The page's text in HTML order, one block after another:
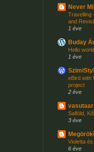
Never
Travelling
and
1 éve
Buday
Hello
1 éve
eBird with
project
2 éve
Salföld,
3 éve
Violetta
6 éve